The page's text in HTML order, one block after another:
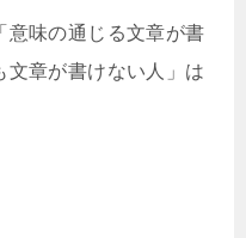
意味の通じる文章が書
文章が書けない人」は